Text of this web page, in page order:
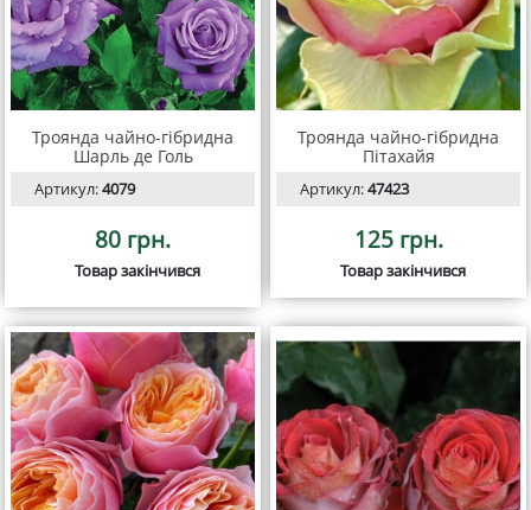
Троянда чайно-гібридна
Шарль де Голь
Артикул:4079
80 грн.
Товар закінчився
Троянда чайно-гібридна
Пітахайя
Артикул:47423
125 грн.
Товар закінчився